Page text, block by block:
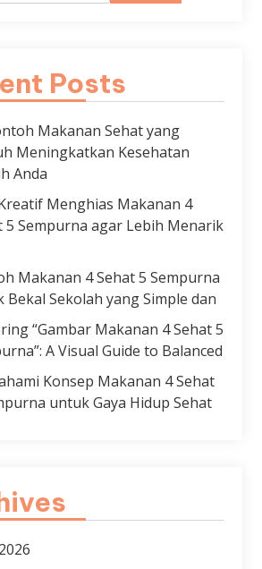
Posts
Makanan Sehat yang
Meningkatkan Kesehatan
Anda
Menghias Makanan 4
5 Sempurna agar Lebih Menarik
Makanan 4 Sehat 5 Sempurna
Bekal Sekolah yang Simple dan
“Gambar Makanan 4 Sehat 5
A Visual Guide to Balanced
Konsep Makanan 4 Sehat
untuk Gaya Hidup Sehat